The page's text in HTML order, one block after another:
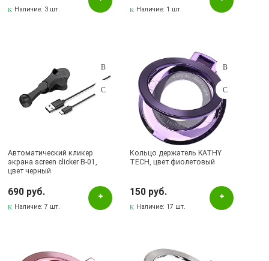
Наличие: 3 шт. Наличие: 1 шт.
Автоматический кликер
экрана screen clicker B-01,
цвет черный
690 руб.
Наличие:7 шт.
Кольцо держатель KATHY
TECH, цвет фиолетовый
150 руб.
Наличие: 17 шт.